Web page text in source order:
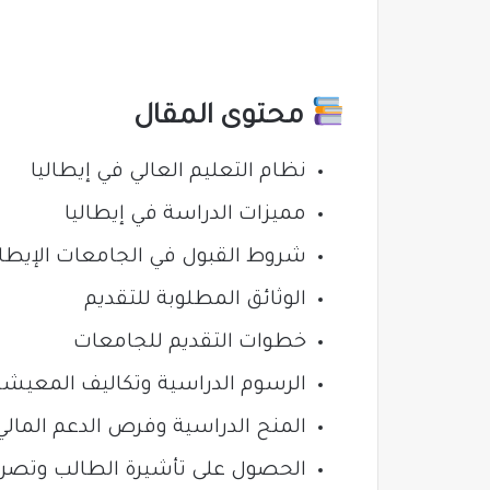
محتوى المقال
نظام التعليم العالي في إيطاليا
مميزات الدراسة في إيطاليا
شروط القبول في الجامعات
الوثائق المطلوبة للتقديم
خطوات التقديم للجامعات
الرسوم الدراسية وتكاليف
المنح الدراسية وفرص الدعم
الحصول على تأشيرة الطالب